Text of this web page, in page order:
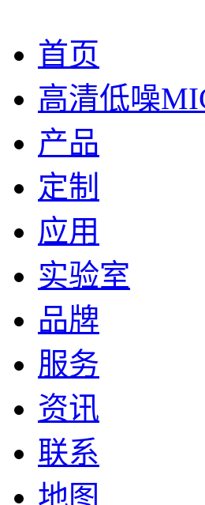
首页
高清低噪
产品
定制
应用
实验室
品牌
服务
资讯
联系
地图